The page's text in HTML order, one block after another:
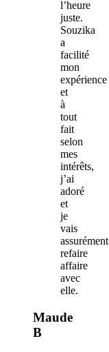
l’heure
juste.
Souzika
a
facilité
mon
expérience
et
à
tout
fait
selon
mes
intérêts,
j’ai
adoré
et
je
vais
assurément
refaire
affaire
avec
elle.
Maude
B